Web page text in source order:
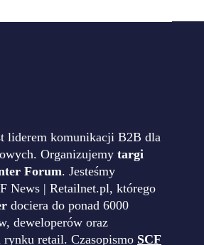
liderem komunikacji B2B dla
Organizujemy targi
Forum. Jesteśmy
News | Retailnet.pl, którego
dociera do ponad 6000
deweloperów oraz
rynku retail. Czasopismo SCF